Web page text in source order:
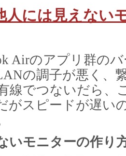
には見えない
Airのアプリ群の
の調子が悪く、
線でつないだら、
がスピードが遅い
いモニターの作り